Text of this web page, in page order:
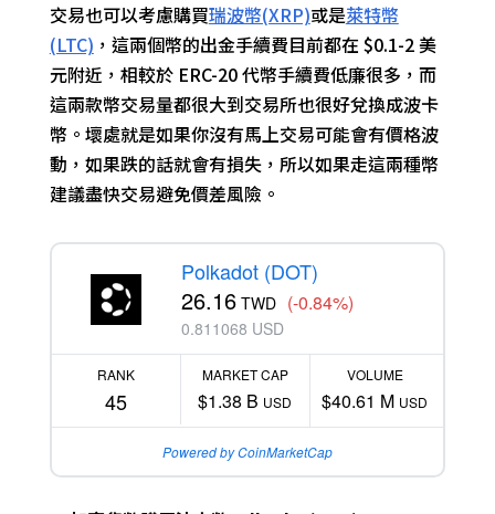
交易也可以考慮購買瑞波幣(XRP)或是萊特幣
(LTC) ，這兩個幣的出金手續費目前都在 $0.1-2 美
元附近，相較於 ERC-20 代幣手續費低廉很多，而
這兩款幣交易量都很大到交易所也很好兌換成波卡
幣。壞處就是如果你沒有馬上交易可能會有價格波
動，如果跌的話就會有損失，所以如果走這兩種幣
建議盡快交易避免價差風險。
Polkadot (DOT)
26.16 TWD (-0.84%)
0.811068 USD
RANK
45
MARKET CAP
$1.38 B USD
VOLUME
$40.61 M USD
Powered by CoinMarketCap